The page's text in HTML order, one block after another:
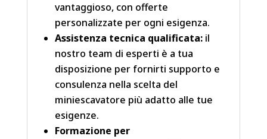
vantaggioso, con offerte
personalizzate per ogni esigenza.
Assistenza tecnica qualificata:il
nostro team di esperti è a tua
disposizione per fornirti supporto e
consulenza nella scelta del
miniescavatore più adatto alle tue
esigenze.
Formazione per